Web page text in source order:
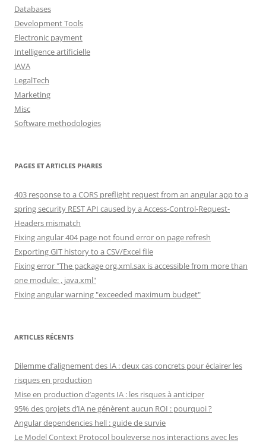
Databases
Development Tools
Electronic payment
Intelligence artificielle
JAVA
LegalTech
Marketing
Misc
Software methodologies
PAGES ET ARTICLES PHARES
403 response to a CORS preflight request from an angular app to a
spring security REST API caused by a Access-Control-Request-
Headers mismatch
Fixing angular 404 page not found error on page refresh
Exporting GIT history to a CSV/Excel file
Fixing error "The package org.xml.sax is accessible from more than
one module: , java.xml"
Fixing angular warning "exceeded maximum budget"
ARTICLES RÉCENTS
Dilemme d’alignement des IA : deux cas concrets pour éclairer les
risques en production
Mise en production d’agents IA : les risques à anticiper
95% des projets d’IA ne génèrent aucun ROI : pourquoi ?
Angular dependencies hell : guide de survie
Le Model Context Protocol bouleverse nos interactions avec les